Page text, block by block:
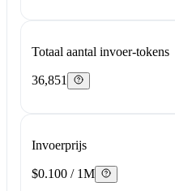
Totaal aantal invoer-tokens
36,851
Invoerprijs
$0.100 / 1M